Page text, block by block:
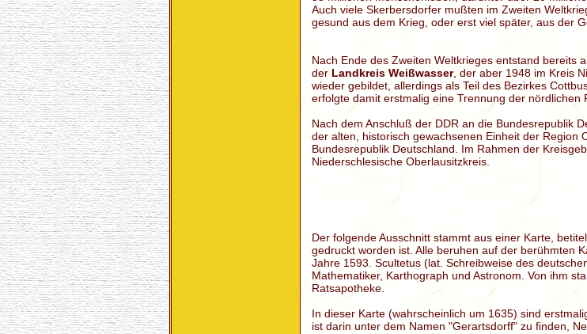
Auch viele Skerbersdorfer mußten im Zweiten
gesund aus dem Krieg, oder erst viel später, aus der
Nach Ende des Zweiten Weltkrieges entstand bereits
der Landkreis Weißwasser, der aber 1948 im Kreis
wieder gebildet, allerdings als Teil des Bezirkes
erfolgte damit erstmalig eine Trennung der nördlichen
Nach dem Anschluß der DDR an die Bundesrepublik
der alten, historisch gewachsenen Einheit der Region
Bundesrepublik Deutschland. Im Rahmen der
Niederschlesische Oberlausitzkreis.
Der folgende Ausschnitt stammt aus einer Karte,
gedruckt worden ist. Alle beruhen auf der berühmten
Jahre 1593. Scultetus (lat. Schreibweise des
Mathematiker, Karthograph und Astronom. Von ihm
Ratsapotheke.
In dieser Karte (wahrscheinlich um 1635) sind
ist darin unter dem Namen "Gerartsdorff" zu finden,